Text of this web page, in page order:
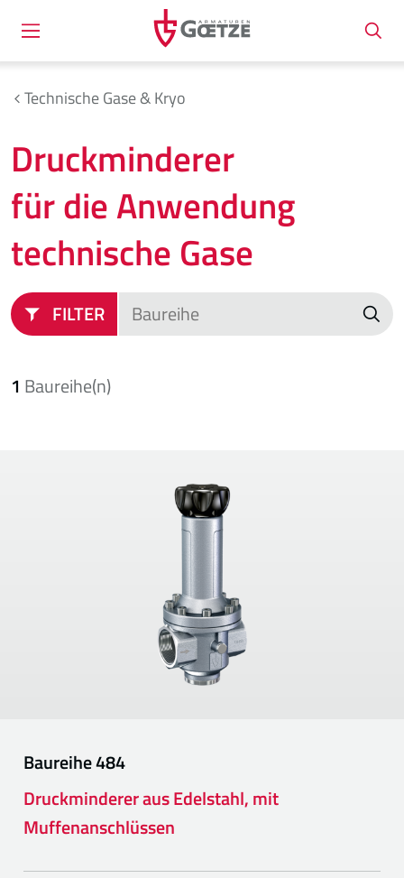
Technische Gase & Kryo
Druckminderer
für die Anwendung
technische Gase
FILTER
1 Baureihe(n)
Baureihe484
Druckminderer aus Edelstahl, mit
Muffenanschlüssen